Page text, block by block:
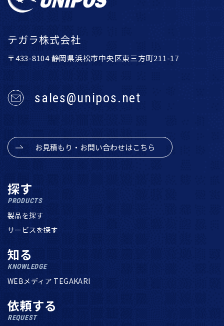
テガラ株式会社
〒433-8104 静岡県浜松市中央区東三方町211-17
sales@unipos.net
お見積もり・お問い合わせはこちら
探す
PRODUCTS
製品を探す
サービスを探す
知る
KNOWLEDGE
WEBメディア TEGAKARI
依頼する
REQUEST